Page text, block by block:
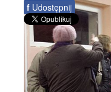
f Udostępnij